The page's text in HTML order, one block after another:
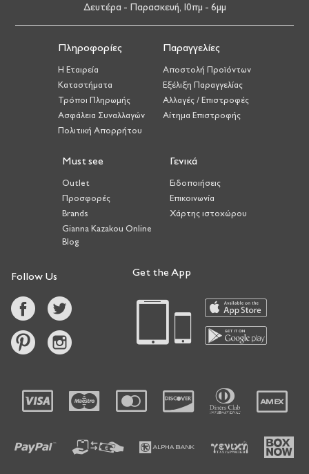
Δευτέρα - Παρασκευή, 10πμ - 6μμ
Πληροφορίες
Η Εταιρεία
Καταστήματα
Τρόποι Πληρωμής
Ασφάλεια Συναλλαγών
Πολιτική Απορρήτου
Παραγγελίες
Αποστολή Προϊόντων
Εξέλιξη Παραγγελίας
Αλλαγές / Επιστροφές
Αίτημα Επιστροφής
Must see
Outlet
Προσφορές
Brands
Gianna Kazakou Online
Blog
Γενικά
Ειδοποιήσεις
Επικοινωνία
Χάρτης ιστοχώρου
Follow Us Get the App